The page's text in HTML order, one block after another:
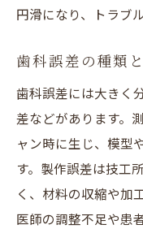
インビザラ
歯科誤差が
響
歯科医に
歯科誤差
歯科ミスに対
歯科ミス発
円滑になり、トラブ
歯科誤差の種類
歯科誤差には大きく
差などがあります。
ャン時に生じ、模型
す。製作誤差は技工
く、材料の収縮や加
医師の調整不足や患